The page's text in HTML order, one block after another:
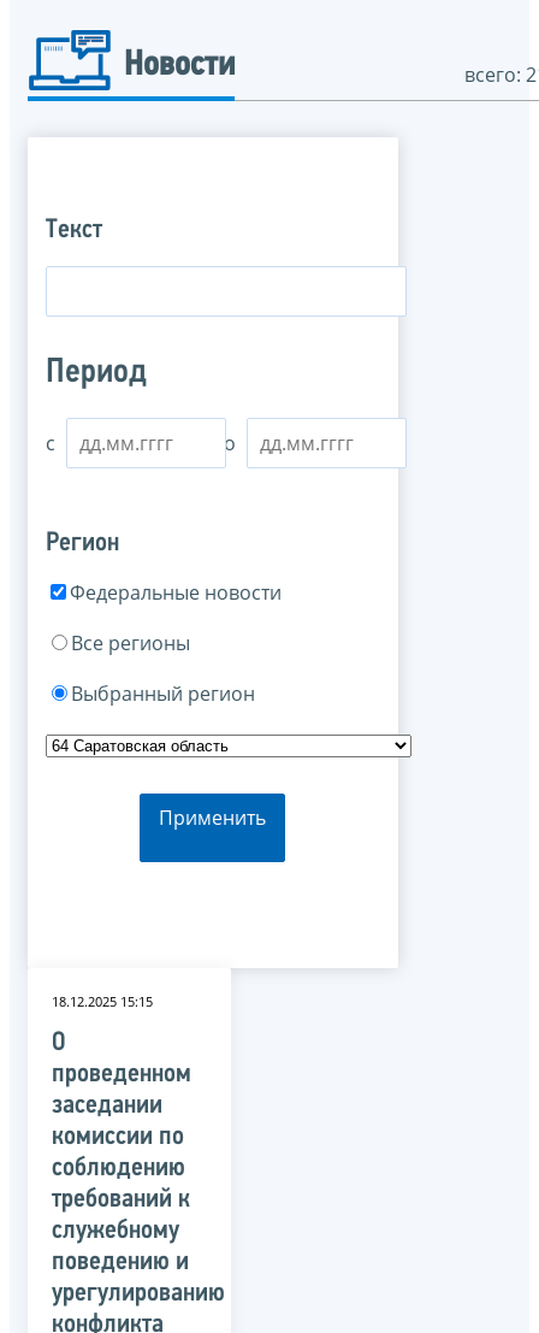
Новости всего:
Текст
Период
с по
Регион
Федеральные новости
Все регионы
Выбранный регион
Применить
18.12.2025 15:15
О
проведенном
заседании
комиссии по
соблюдению
требований к
служебному
поведению и
урегулированию
конфликта